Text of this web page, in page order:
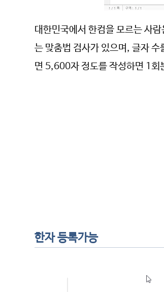
대한민국에서 한컴을 모르는 사
는 맞춤법 검사가 있으며, 글자
면 5,600자 정도를 작성하면 1회
한자 등록가능